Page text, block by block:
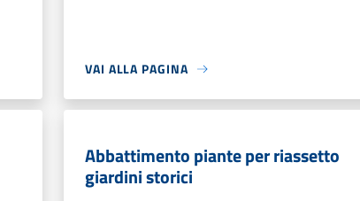
VAI ALLA PAGINA
Abbattimento piante per riassetto
giardini storici